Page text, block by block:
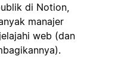
di Notion,
manajer
web (dan